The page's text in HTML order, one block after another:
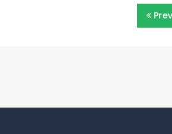
Beitragsnavigation
Prev